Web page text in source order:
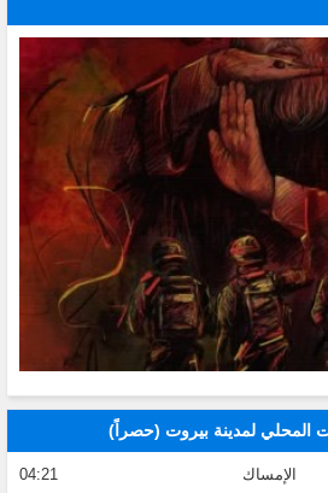
المحلي لمدينة بيروت (حصراً)
الإمساك 04:21